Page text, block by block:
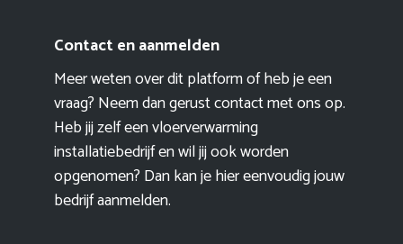
Contact en aanmelden
Meer weten over dit platform of heb je een
vraag? Neem dan gerust contact met ons op.
Heb jij zelf een vloerverwarming
installatiebedrijf en wil jij ook worden
opgenomen? Dan kan je hier eenvoudigjouw
bedrijf aanmelden.